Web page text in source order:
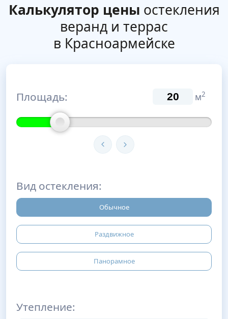
Калькулятор цены остекления
веранд и террас
в Красноармейске
Площадь: м2
Вид остекления:
Обычное
Раздвижное
Панорамное
Утепление: